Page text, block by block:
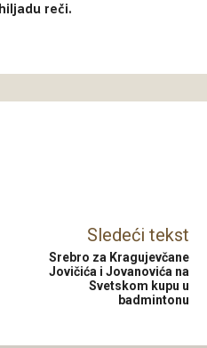
reči.
Sledeći tekst
Srebro za Kragujevčane
Jovičića i Jovanovića na
Svetskom kupu u
badmintonu